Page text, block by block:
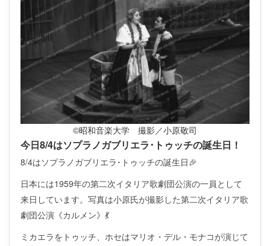
©昭和音楽大学 撮影／小原敬司
今日8/4はソプラノガブリエラ･トゥッチの誕生日！
8/4はソプラノガブリエラ･トゥッチの誕生日🎉
日本には1959年の第二次イタリア歌劇団公演の一員として
来日しています。写真は小原氏が撮影した第二次イタリア歌
劇団公演《カルメン》💃
ミカエラをトゥッチ、ホセはマリオ・デル・モナコが演じて